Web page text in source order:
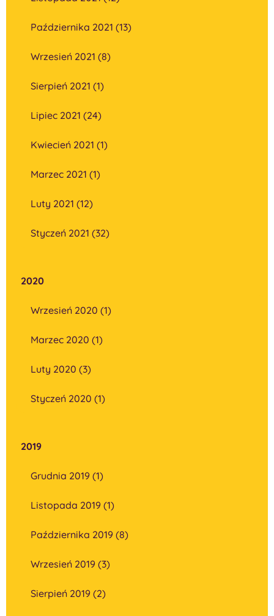
Października 2021 (13)
Wrzesień 2021 (8)
Sierpień 2021 (1)
Lipiec 2021 (24)
Kwiecień 2021 (1)
Marzec 2021 (1)
Luty 2021 (12)
Styczeń 2021 (32)
2020
Wrzesień 2020 (1)
Marzec 2020 (1)
Luty 2020 (3)
Styczeń 2020 (1)
2019
Grudnia 2019 (1)
Listopada 2019 (1)
Października 2019 (8)
Wrzesień 2019 (3)
Sierpień 2019 (2)